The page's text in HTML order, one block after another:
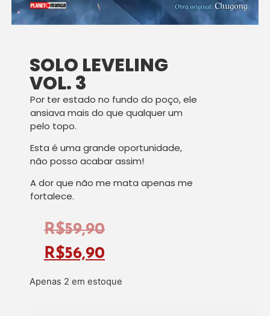
SOLO LEVELING
VOL. 3
Por ter estado no fundo do poço, ele
ansiava mais do que qualquer um
pelo topo.
Esta é uma grande oportunidade,
não posso acabar assim!
A dor que não me mata apenas me
fortalece.
R$59,90
R$56,90
Apenas 2 em estoque